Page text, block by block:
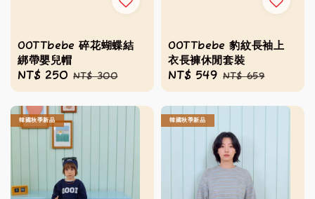
OOTTbebe 碎花蝴蝶結
綁帶嬰兒帽
Sale
price
NT$ 250 Regular
price
NT$ 300
OOTTbebe 豹紋長袖上
衣長褲休閒套裝
Sale
price
NT$ 549 Regular
price
NT$ 659
韓國秋季新品 韓國秋季新品